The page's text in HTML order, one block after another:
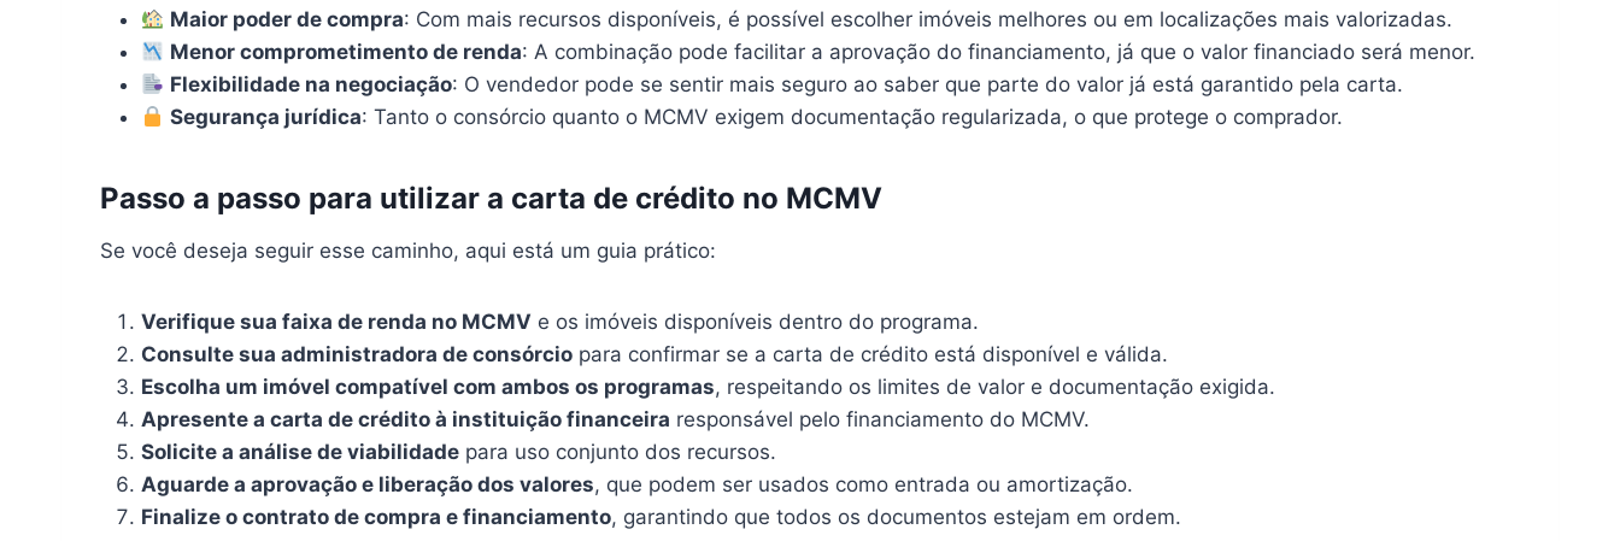
Maior poder de compra: Com mais recursos disponíveis, é possível escolher imóveis melhores ou em localizações mais valorizadas.
Menor comprometimento de renda: A combinação pode facilitar a aprovação do financiamento, já que o valor financiado será menor.
Flexibilidade na negociação: O vendedor pode se sentir mais seguro ao saber que parte do valor já está garantido pela carta.
Segurança jurídica: Tanto o consórcio quanto o MCMV exigem documentação regularizada, o que protege o comprador.
Passo a passo para utilizar a carta de crédito no MCMV
Se você deseja seguir esse caminho, aqui está um guia prático:
Verifique sua faixa de renda no MCMV e os imóveis disponíveis dentro do programa.
Consulte sua administradora de consórcio para confirmar se a carta de crédito está disponível e válida.
Escolha um imóvel compatível com ambos os programas, respeitando os limites de valor e documentação exigida.
Apresente a carta de crédito à instituição financeira responsável pelo financiamento do MCMV.
Solicite a análise de viabilidade para uso conjunto dos recursos.
Aguarde a aprovação e liberação dos valores, que podem ser usados como entrada ou amortização.
Finalize o contrato de compra e financiamento, garantindo que todos os documentos estejam em ordem.